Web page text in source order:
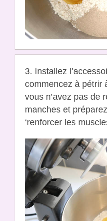
3. Installez
commencez à pétrir
vous n’avez pas de
manches et
‘renforcer les